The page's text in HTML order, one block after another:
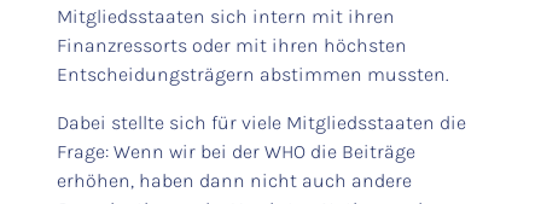
Mitgliedsstaaten sich intern mit ihren
Finanzressorts oder mit ihren höchsten
Entscheidungsträgern abstimmen mussten.
Dabei stellte sich für viele Mitgliedsstaaten die
Frage: Wenn wir bei der WHO die Beiträge
erhöhen, haben dann nicht auch andere